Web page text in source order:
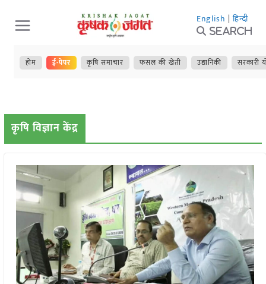
Skip
to
content
English | हिन्दी
Search
होम ई-पेपर कृषि समाचार फसल की खेती उद्यानिकी सरकारी
कृषि विज्ञान केंद्र